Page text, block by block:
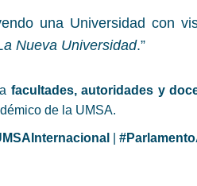
una Universidad con
Nueva Universidad.”
facultades, autoridades y
de la UMSA.